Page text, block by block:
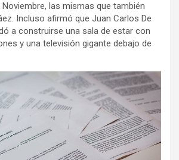
las mismas que también
Incluso afirmó que Juan Carlos De
a construirse una sala de estar con
y una televisión gigante debajo de